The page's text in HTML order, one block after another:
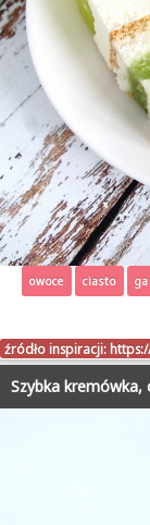
owoce ciasto
źródło inspiracji:
Szybka kremówka,